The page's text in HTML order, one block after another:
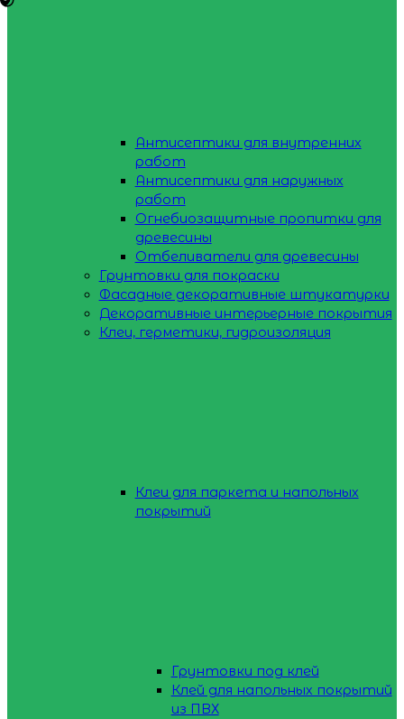
Антисептики для внутренних
работ
Антисептики для наружных
работ
Огнебиозащитные пропитки для
древесины
Отбеливатели для древесины
Грунтовки для покраски
Фасадные декоративные штукатурки
Декоративные интерьерные покрытия
Клеи, герметики, гидроизоляция
Клеи для паркета и напольных
покрытий
Грунтовки под клей
Клей для напольных покрытий
из ПВХ